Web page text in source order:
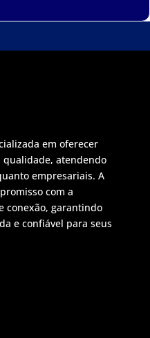
em oferecer
atendendo
empresariais. A
com a
conexão, garantindo
e confiável para seus